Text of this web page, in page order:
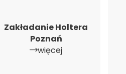
Zakładanie Holtera
Poznań
więcej